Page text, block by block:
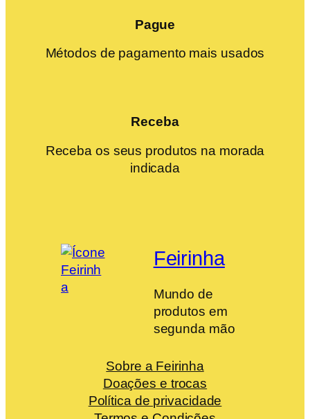
Pague
Métodos de pagamento mais usados
Receba
Receba os seus produtos na morada
indicada
Feirinha
Mundo de
produtos em
segunda mão
Sobre a Feirinha
Doações e trocas
Política de privacidade